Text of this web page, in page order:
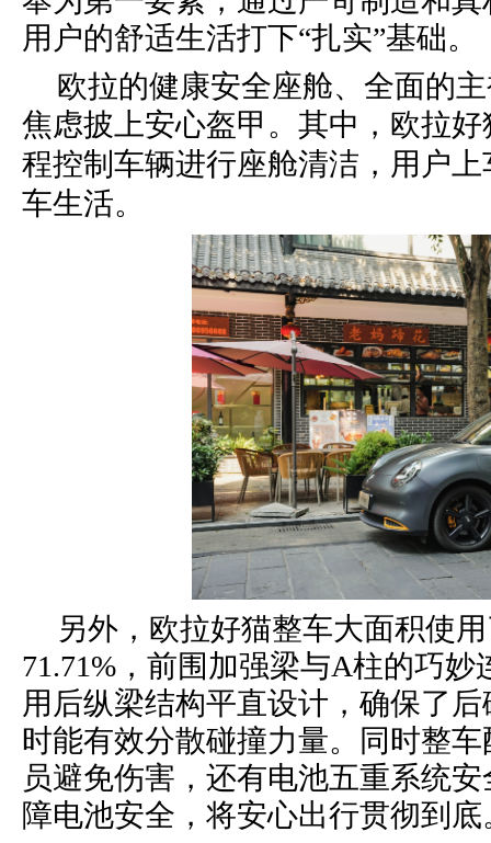
用户的舒适生活打下“扎实”基础。
欧拉的健康安全座舱、全面的
焦虑披上安心盔甲。 其中，欧拉
程控制车辆进行座舱清洁，用户
车生活。
另外，欧拉好猫整车大面积使
71.71%，前围加强梁与A柱的巧
用后纵梁结构平直设计，确保了
时能有效分散碰撞力量。同时整
员避免伤害，还有电池五重系统
障电池安全，将安心出行贯彻到底